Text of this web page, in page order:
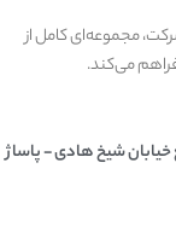
مجموعه‌ای کامل از
فراهم می‌کند.
شیخ هادی - پاساژ